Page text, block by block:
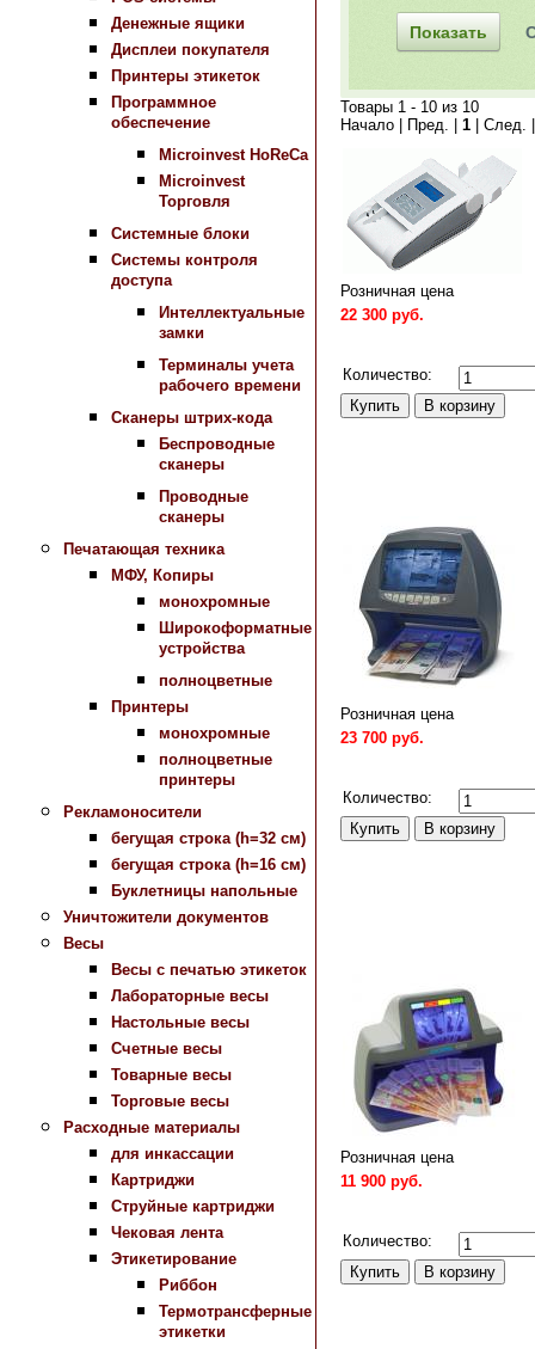
Денежные ящики
Дисплеи покупателя
Принтеры этикеток
Программное
обеспечение
Microinvest HoReCa
Microinvest
Торговля
Системные блоки
Системы контроля
доступа
Интеллектуальные
замки
Терминалы учета
рабочего времени
Сканеры штрих-кода
Беспроводные
сканеры
Проводные
сканеры
Печатающая техника
МФУ, Копиры
монохромные
Широкоформатные
устройства
полноцветные
Принтеры
монохромные
полноцветные
принтеры
Рекламоносители
бегущая строка (h=32 см)
бегущая строка (h=16 см)
Буклетницы напольные
Уничтожители документов
Весы
Весы с печатью этикеток
Лабораторные весы
Настольные весы
Счетные весы
Товарные весы
Торговые весы
Расходные материалы
для инкассации
Картриджи
Струйные картриджи
Чековая лента
Этикетирование
Риббон
Термотрансферные
этикетки
Товары 1 - 10 из 10
Начало | Пред. | 1 | След.
Розничная цена
22 300 руб.
Количество:
Розничная цена
23 700 руб.
Количество:
Розничная цена
11 900 руб.
Количество: